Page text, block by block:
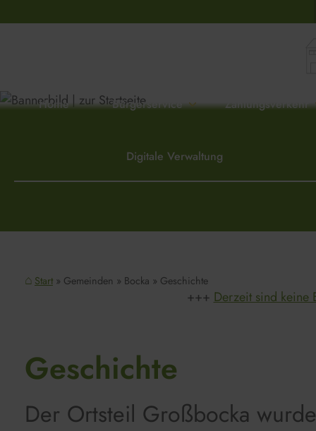
Home Bürgerservice Zahlungsverkehr
Digitale Verwaltung
Start Gemeinden Bocka Geschichte
Derzeit sind keine
Geschichte
Der Ortsteil Großbocka